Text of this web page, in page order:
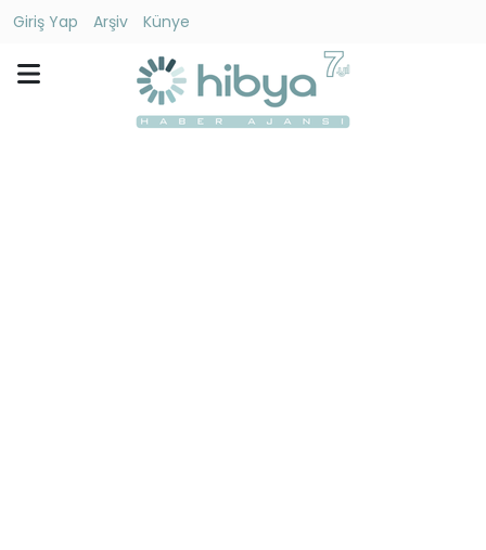
Giriş Yap Arşiv
Künye